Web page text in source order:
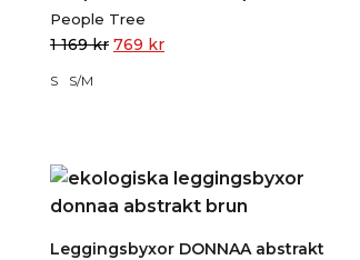
People Tree
1 169kr 769 kr
S S/M
Leggingsbyxor DONNAA abstrakt